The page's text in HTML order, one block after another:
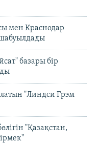
мен Краснодар
базары бір
"Линдси Грэм
"Қазақстан,